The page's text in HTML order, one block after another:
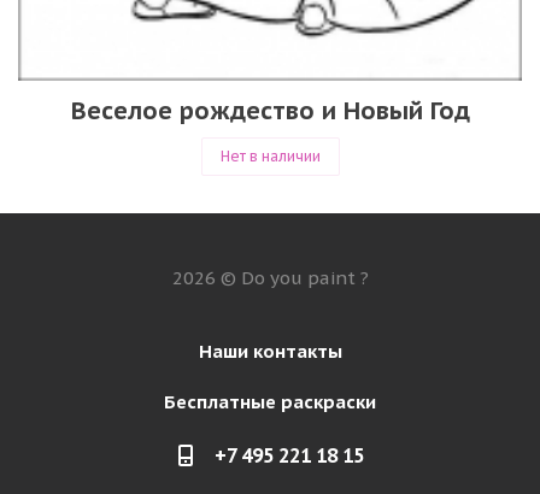
Веселое рождество и Новый Год
Нет в наличии
2026 © Do you paint ?
Наши контакты
Бесплатные раскраски
+7 495 221 18 15